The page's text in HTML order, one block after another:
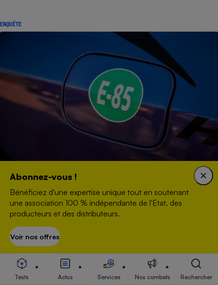
ENQUÊTE
Superéthanol E85 - Un carburant aussi
ACTUALITÉ
Abonnez-vous !
Bénéficiez d'une expertise unique tout en soutenant
une association 100 % indépendante de l'Etat, des
producteurs et des distributeurs.
Voir nos offres
Tests Actus Services Nos combats Rechercher